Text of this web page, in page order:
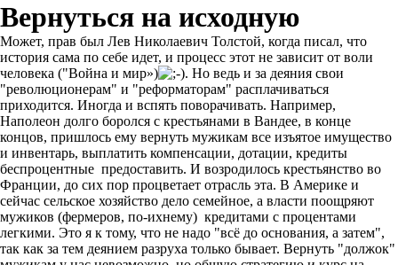
Вернуться на исходную
Может, прав был Лев Николаевич Толстой, когда писал, что
история сама по себе идет, и процесс этот не зависит от воли
человека ("Война и мир»)
. Но ведь и за деяния свои
"революционерам" и "реформаторам" расплачиваться
приходится. Иногда и вспять поворачивать. Например,
Наполеон долго боролся с крестьянами в Вандее, в конце
концов, пришлось ему вернуть мужикам все изъятое имущество
и инвентарь, выплатить компенсации, дотации, кредиты
беспроцентные предоставить. И возродилось крестьянство во
Франции, до сих пор процветает отрасль эта. В Америке и
сейчас сельское хозяйство дело семейное, а власти поощряют
мужиков (фермеров, по-ихнему) кредитами с процентами
легкими. Это я к тому, что не надо "всё до основания, а затем",
так как за тем деянием разруха только бывает. Вернуть "должок"